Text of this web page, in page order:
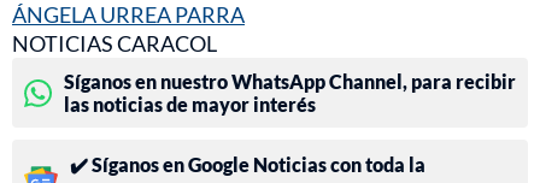
ÁNGELA URREA PARRA
NOTICIAS CARACOL
Síganos en nuestro WhatsApp Channel, para recibir
las noticias de mayor interés
✔️ Síganos en Google Noticias con toda la